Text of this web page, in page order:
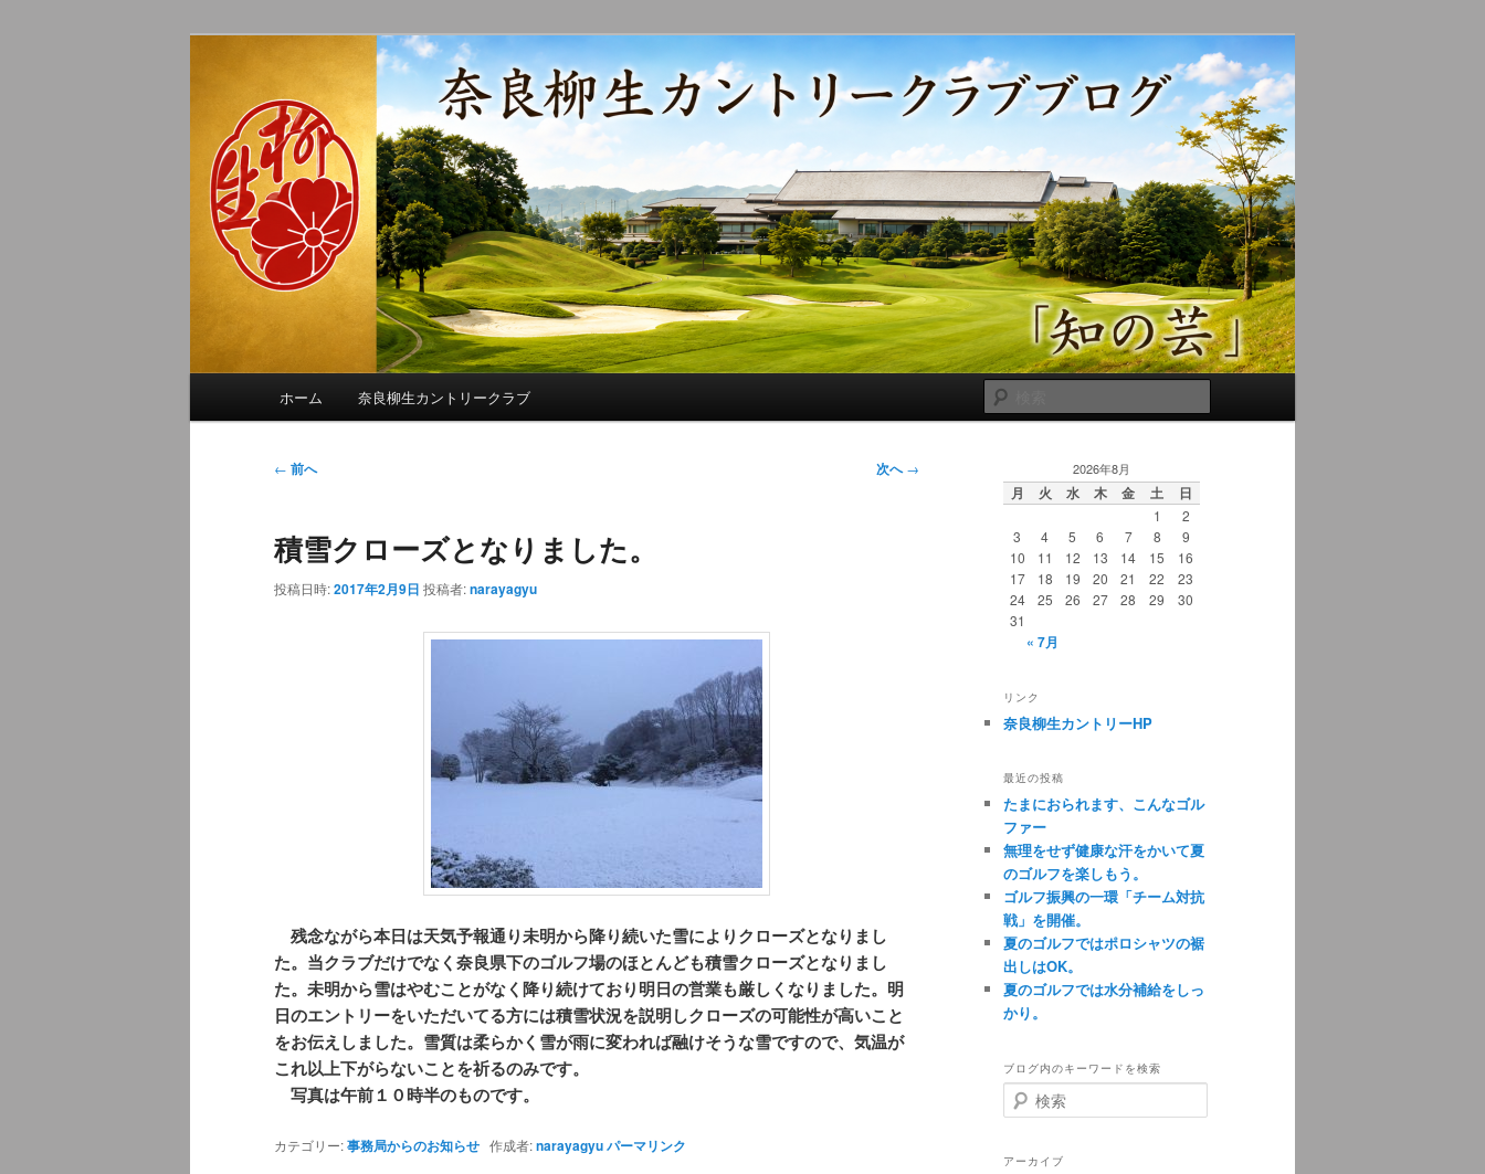
奈良柳生カントリークラブ総支配人ブログ
季節の話題、クラブの出来事、コースの改修・更新作業、ゴルフに関する随筆、喜怒哀楽などを気まぐ
れに発信します。
索
ホーム 奈良柳生カントリークラブ
投
ビ
ー
← 前へ 次へ→
積雪クローズとなりました。
投稿日時:2017年2月9日 投稿者:narayagyu
残念ながら本日は天気予報通り未明から降り続いた雪によりクローズとなりまし
た。当クラブだけでなく奈良県下のゴルフ場のほとんども積雪クローズとなりまし
た。未明から雪はやむことがなく降り続けており明日の営業も厳しくなりました。明
日のエントリーをいただいてる方には積雪状況を説明しクローズの可能性が高いこと
をお伝えしました。雪質は柔らかく雪が雨に変われば融けそうな雪ですので、気温が
これ以上下がらないことを祈るのみです。
写真は午前１０時半のものです。
カテゴリー:事務局からのお知らせ 作成者:narayagyuパーマリンク
2026年8月
月 火 水 木 金 土 日
1
2
3
4 5 6 7 8
9
10
11 12 13 14 15
16
17
18 19 20 21 22
23
24
25 26 27 28 29
30
31
« 7月
リンク
奈良柳生カントリーHP
最近の投稿
たまにおられます、こんなゴル
ファー
無理をせず健康な汗をかいて夏
のゴルフを楽しもう。
ゴルフ振興の一環「チーム対抗
戦」を開催。
夏のゴルフではポロシャツの裾
出しはOK。
夏のゴルフでは水分補給をしっ
かり。
ブログ内のキーワードを検索
検
索
アーカイブ